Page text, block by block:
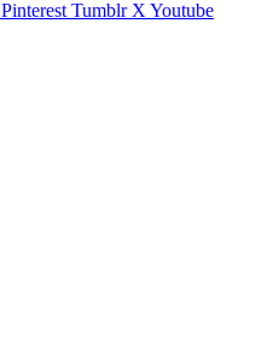
Pinterest Tumblr X Youtube